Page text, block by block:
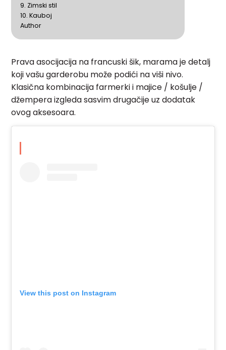
9. Zimski stil
10. Kauboj
Author
Prava asocijacija na francuski šik, marama je detalj
koji vašu garderobu može podići na viši nivo.
Klasična kombinacija farmerki i majice / košulje /
džempera izgleda sasvim drugačije uz dodatak
ovog aksesoara.
View this post on Instagram